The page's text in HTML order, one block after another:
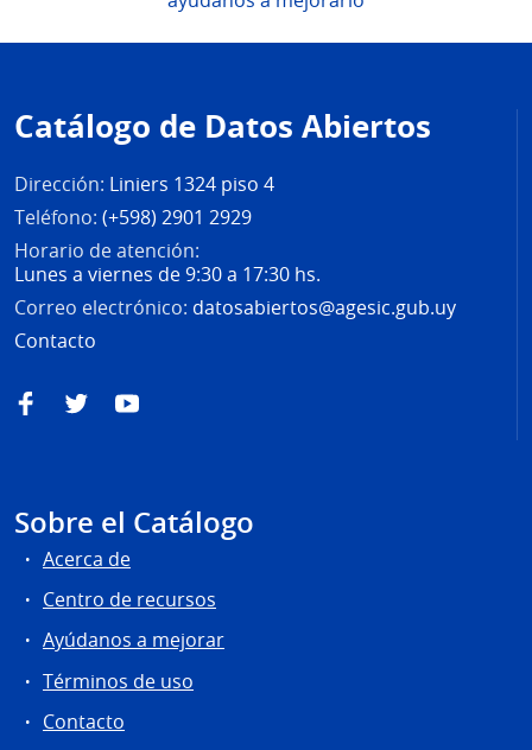
de
página
Catálogo de Datos Abiertos
Dirección: Liniers 1324 piso 4
Teléfono: (+598) 2901 2929
Horario de atención:
Lunes a viernes de 9:30 a 17:30 hs.
Correo electrónico: datosabiertos@agesic.gub.uy
Contacto
FacebookTwitterYouTube
Sobre el Catálogo
Acerca de
Centro de recursos
Ayúdanos a mejorar
Términos de uso
Contacto